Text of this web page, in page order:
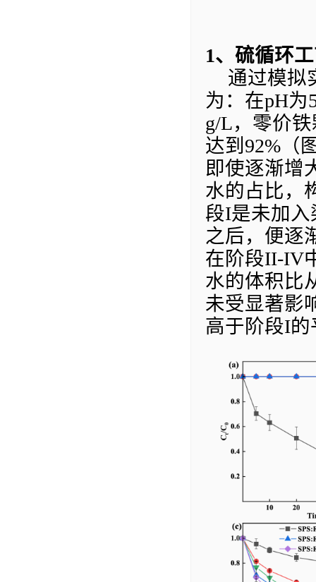
1、 硫循环
通过模拟
为：在pH为
g/L，零价
达到 92% （
即使逐渐增
水的占比，
段I是未加
之后，便逐
在阶段II-IV
水的体积比
未受显著影
高于阶段I的